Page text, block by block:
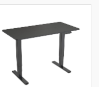
JSD1-01-G6-D